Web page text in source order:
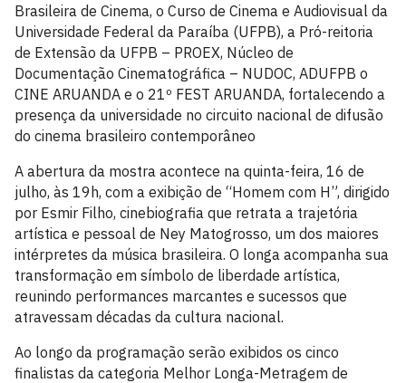
Brasileira de Cinema, o Curso de Cinema e Audiovisual da
Universidade Federal da Paraíba (UFPB), a Pró-reitoria
de Extensão da UFPB – PROEX, Núcleo de
Documentação Cinematográfica – NUDOC, ADUFPB o
CINE ARUANDA e o 21º FEST ARUANDA, fortalecendo a
presença da universidade no circuito nacional de difusão
do cinema brasileiro contemporâneo
A abertura da mostra acontece na quinta-feira, 16 de
julho, às 19h, com a exibição de “Homem com H”, dirigido
por Esmir Filho, cinebiografia que retrata a trajetória
artística e pessoal de Ney Matogrosso, um dos maiores
intérpretes da música brasileira. O longa acompanha sua
transformação em símbolo de liberdade artística,
reunindo performances marcantes e sucessos que
atravessam décadas da cultura nacional.
Ao longo da programação serão exibidos os cinco
finalistas da categoria Melhor Longa-Metragem de